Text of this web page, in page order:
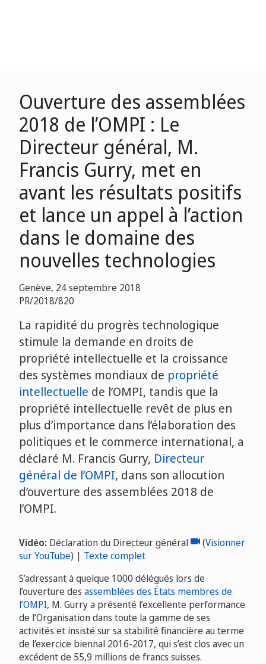
Ouverture des assemblées
2018 de l’OMPI : Le
Directeur général, M.
Francis Gurry, met en
avant les résultats positifs
et lance un appel à l’action
dans le domaine des
nouvelles technologies
Genève, 24 septembre 2018
PR/2018/820
La rapidité du progrès technologique
stimule la demande en droits de
propriété intellectuelle et la croissance
des systèmes mondiaux de propriété
intellectuelle de l’OMPI, tandis que la
propriété intellectuelle revêt de plus en
plus d’importance dans l’élaboration des
politiques et le commerce international, a
déclaré M. Francis Gurry, Directeur
général de l’OMPI, dans son allocution
d’ouverture des assemblées 2018 de
l’OMPI.
Vidéo: Déclaration du Directeur généralVideo(Visionner
sur YouTube) | Texte complet
S’adressant à quelque 1000 délégués lors de
l’ouverture des assemblées des États membres de
l’OMPI, M. Gurry a présenté l’excellente performance
de l’Organisation dans toute la gamme de ses
activités et insisté sur sa stabilité financière au terme
de l’exercice biennal 2016-2017, qui s’est clos avec un
excédent de 55,9 millions de francs suisses.